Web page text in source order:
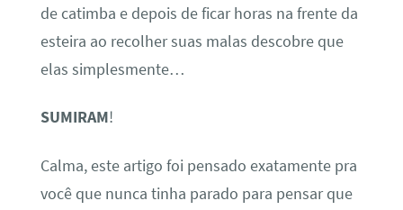
de catimba e depois de ficar horas na frente da
esteira ao recolher suas malas descobre que
elas simplesmente…
SUMIRAM!
Calma, este artigo foi pensado exatamente pra
você que nunca tinha parado para pensar que